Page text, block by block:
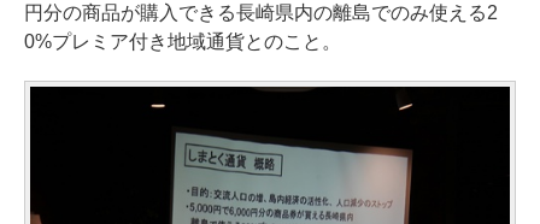
円分の商品が購入できる長崎県内の離島でのみ使える2
0%プレミア付き地域通貨とのこと。